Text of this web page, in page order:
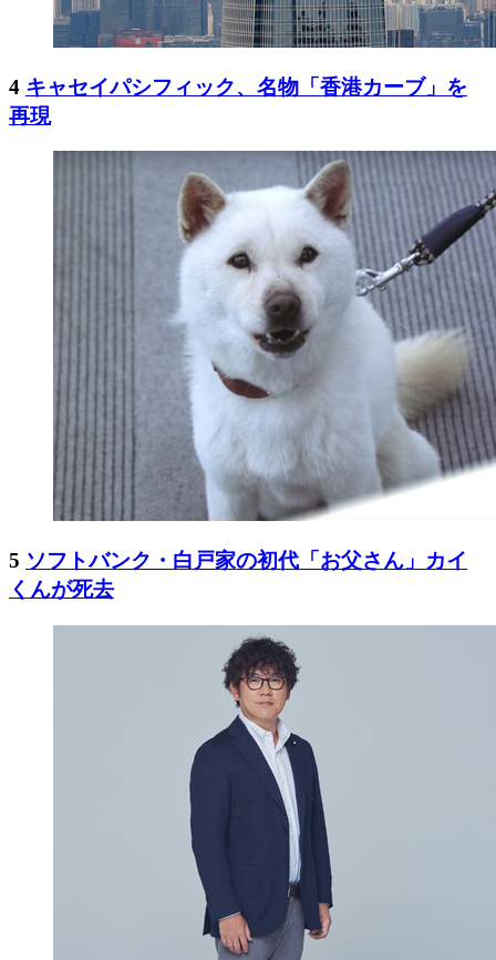
4 キャセイパシフィック、名物「香港カーブ」を
再現
5 ソフトバンク・白戸家の初代「お父さん」カイ
くんが死去